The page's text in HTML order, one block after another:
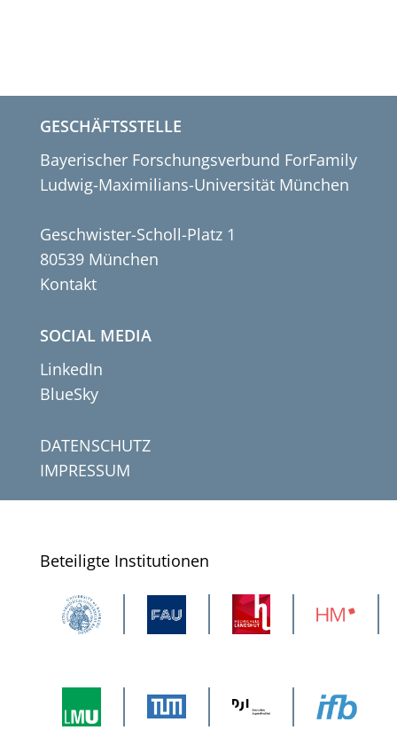
GESCHÄFTSSTELLE
Bayerischer Forschungsverbund ForFamily
Ludwig-Maximilians-Universität München
Geschwister-Scholl-Platz 1
80539 München
Kontakt
SOCIAL MEDIA
LinkedIn
BlueSky
DATENSCHUTZ
IMPRESSUM
Beteiligte Institutionen